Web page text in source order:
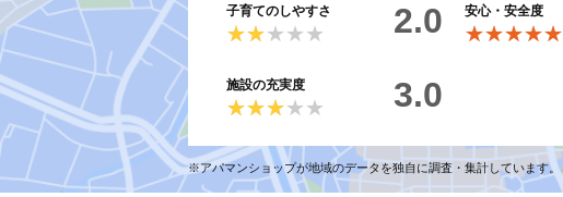
子育てのしやすさ
★★★★★
★★★★★ 2.0 安心・安全度
★★★★★
★★★★★
施設の充実度
★★★★★
★★★★★ 3.0
※アパマンショップが地域のデータを独自に調査・集計しています。